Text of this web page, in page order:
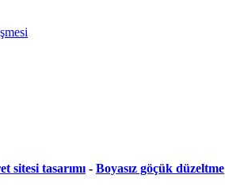
sitesi tasarımı- Boyasız göçük düzeltme